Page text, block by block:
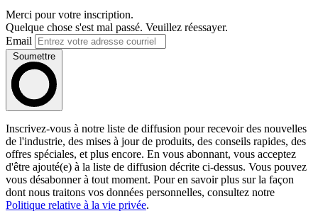
Merci pour votre inscription.
Quelque chose s'est mal passé. Veuillez réessayer.
Email
Soumettre
Inscrivez-vous à notre liste de diffusion pour recevoir des nouvelles
de l'industrie, des mises à jour de produits, des conseils rapides, des
offres spéciales, et plus encore. En vous abonnant, vous acceptez
d'être ajouté(e) à la liste de diffusion décrite ci-dessus. Vous pouvez
vous désabonner à tout moment. Pour en savoir plus sur la façon
dont nous traitons vos données personnelles, consultez notre
Politique relative à la vie privée.